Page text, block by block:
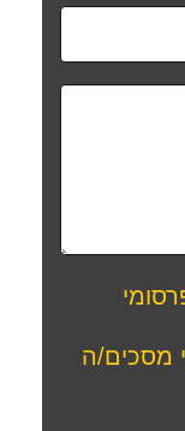
מסכים/ה